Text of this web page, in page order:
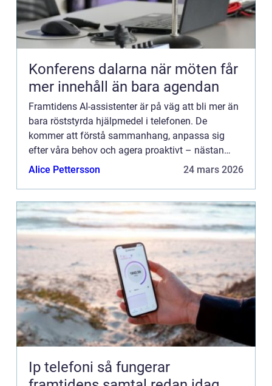
Konferens dalarna när möten får
mer innehåll än bara agendan
Framtidens AI-assistenter är på väg att bli mer än
bara röststyrda hjälpmedel i telefonen. De
kommer att förstå sammanhang, anpassa sig
efter våra behov och agera proaktivt – nästan
som en ko...
Alice Pettersson 24 mars 2026
Ip telefoni så fungerar